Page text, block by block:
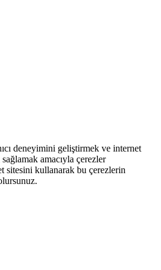
deneyimini geliştirmek ve internet
amacıyla çerezler
sitesini kullanarak bu çerezlerin